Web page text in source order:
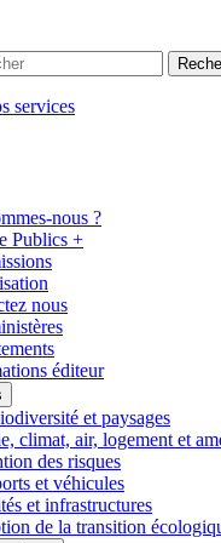
services
nous ?
Publics +
nous
éditeur
et paysages
climat, air, logement et
des risques
et véhicules
et infrastructures
de la transition